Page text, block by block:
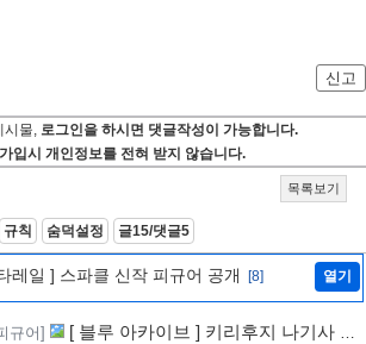
신고
시물, 로그인을 하시면 댓글작성이 가능합니다.
입시 개인정보를 전혀 받지 않습니다.
목록보기
규칙 숨덕설정 글15/댓글5
레일 ] 스파클 신작 피규어 공개 [8] 열기
규어]
[ 블루 아카이브 ] 키리후지 나기사 신